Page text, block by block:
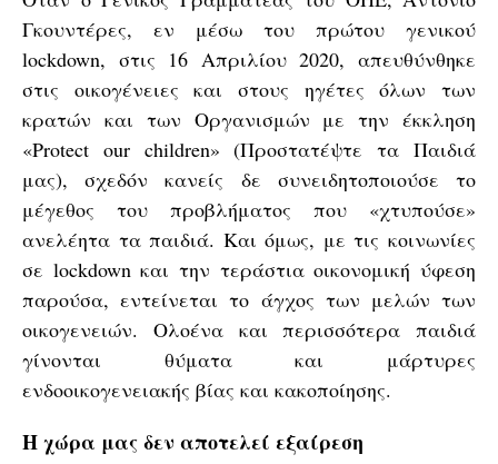
Γκουντέρες, εν μέσω του πρώτου γενικού
lockdown, στις 16 Απριλίου 2020, απευθύνθηκε
στις οικογένειες και στους ηγέτες όλων των
κρατών και των Οργανισμών με την έκκληση
«Protect our children» (Προστατέψτε τα Παιδιά
μας), σχεδόν κανείς δε συνειδητοποιούσε το
μέγεθος του προβλήματος που «χτυπούσε»
ανελέητα τα παιδιά. Και όμως, με τις κοινωνίες
σε lockdown και την τεράστια οικονομική ύφεση
παρούσα, εντείνεται το άγχος των μελών των
οικογενειών. Ολοένα και περισσότερα παιδιά
γίνονται θύματα και μάρτυρες
ενδοοικογενειακής βίας και κακοποίησης.
Η χώρα μας δεν αποτελεί εξαίρεση